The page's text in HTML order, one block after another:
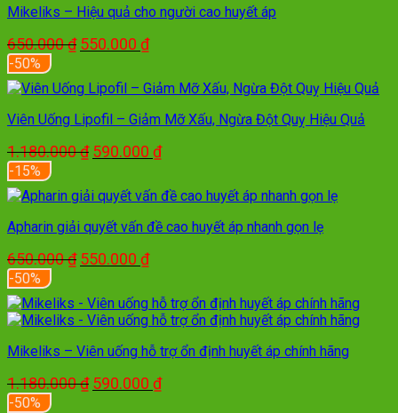
Mikeliks – Hiệu quả cho người cao huyết áp
650.000₫ Giá
là:
650.000 ₫.
550.000 ₫Giá
tại
là:
550.000 ₫.
-50%
Viên Uống Lipofil – Giảm Mỡ Xấu, Ngừa Đột Quỵ Hiệu Quả
1.180.000₫ Giá
là:
1.180.000 ₫.
590.000 ₫Giá
tại
là:
590.000 ₫.
-15%
Apharin giải quyết vấn đề cao huyết áp nhanh gọn lẹ
650.000₫ Giá
là:
650.000 ₫.
550.000 ₫Giá
tại
là:
550.000 ₫.
-50%
Mikeliks – Viên uống hỗ trợ ổn định huyết áp chính hãng
1.180.000₫ Giá
590.000 ₫Giá
-50%